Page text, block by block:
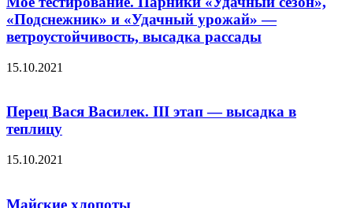
«Подснежник» и «Удачный урожай» —
ветроустойчивость, высадка рассады
15.10.2021
Перец Вася Василек. III этап — высадка в
теплицу
15.10.2021
Майские хлопоты